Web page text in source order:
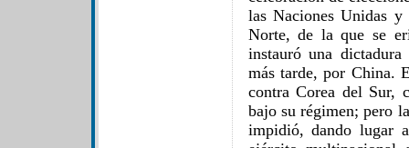
las Naciones Unidas
Norte, de la que se
instauró una
más tarde, por China.
contra Corea del Sur,
bajo su régimen; pero
impidió, dando lugar